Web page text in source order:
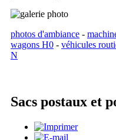
photos d'ambiance -
wagons H0 - véhicules
N
Sacs postaux et